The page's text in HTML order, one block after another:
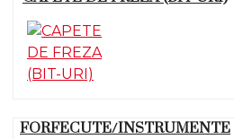
FORFECUTE/INSTRUMENTE
de culoarea pentru care a optat
se poate sterge oricand doresti
niciun fel.
nu cauzeaza subtierea